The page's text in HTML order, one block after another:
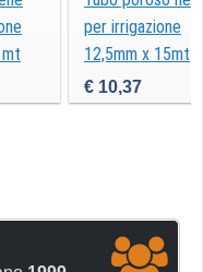
per irrigazione
12,5mm x 15mt
€ 10,37